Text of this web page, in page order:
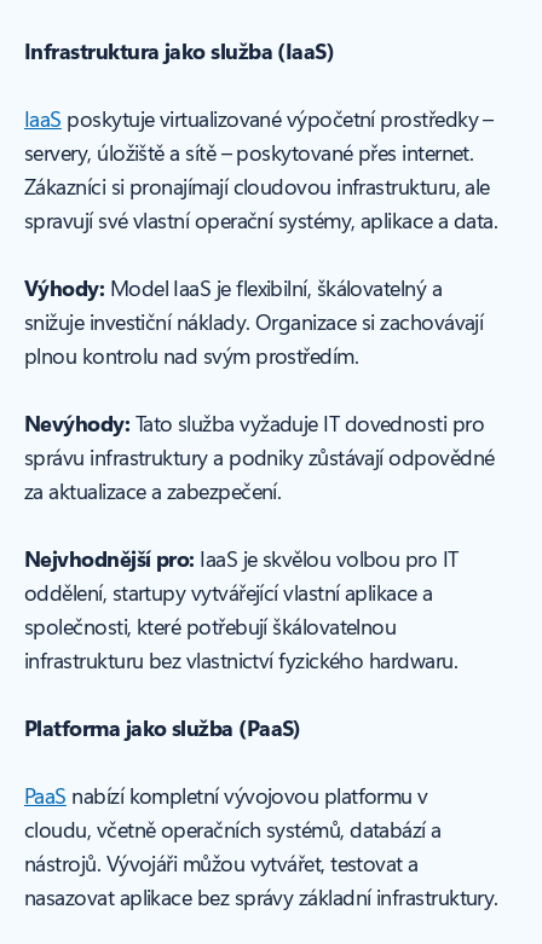
Infrastruktura jako služba (IaaS)
IaaS poskytuje virtualizované výpočetní prostředky –
servery, úložiště a sítě – poskytované přes internet.
Zákazníci si pronajímají cloudovou infrastrukturu, ale
spravují své vlastní operační systémy, aplikace a data.
Výhody: Model IaaS je flexibilní, škálovatelný a
snižuje investiční náklady. Organizace si zachovávají
plnou kontrolu nad svým prostředím.
Nevýhody: Tato služba vyžaduje IT dovednosti pro
správu infrastruktury a podniky zůstávají odpovědné
za aktualizace a zabezpečení.
Nejvhodnější pro: IaaS je skvělou volbou pro IT
oddělení, startupy vytvářející vlastní aplikace a
společnosti, které potřebují škálovatelnou
infrastrukturu bez vlastnictví fyzického hardwaru.
Platforma jako služba (PaaS)
PaaS nabízí kompletní vývojovou platformu v
cloudu, včetně operačních systémů, databází a
nástrojů. Vývojáři můžou vytvářet, testovat a
nasazovat aplikace bez správy základní infrastruktury.